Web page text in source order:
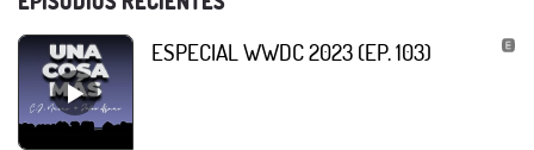
ESPECIAL WWDC 2023 (EP. 103)